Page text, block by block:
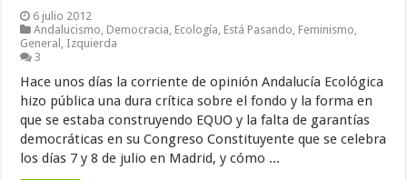
6 julio 2012
Andalucismo Democracia Ecología Está Pasando Feminismo
General Izquierda
3
Hace unos días la corriente de opinión Andalucía Ecológica
hizo pública una dura crítica sobre el fondo y la forma en
que se estaba construyendo EQUO y la falta de garantías
democráticas en su Congreso Constituyente que se celebra
los días 7 y 8 de julio en Madrid, y cómo ...